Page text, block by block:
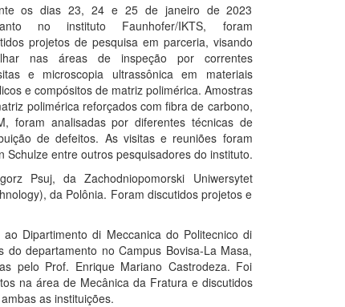
os dias 23, 24 e 25 de janeiro de 2023
no instituto Faunhofer/IKTS, foram
projetos de pesquisa em parceria, visando
nas áreas de inspeção por correntes
e microscopia ultrassônica em materiais
e compósitos de matriz polimérica. Amostras
polimérica reforçados com fibra de carbono,
foram analisadas por diferentes técnicas de
de defeitos. As visitas e reuniões foram
entre outros pesquisadores do instituto.
Psuj, da Zachodniopomorski Uniwersytet
da Polônia. Foram discutidos projetos e
Dipartimento di Meccanica do Politecnico di
departamento no Campus Bovisa-La Masa,
pelo Prof. Enrique Mariano Castrodeza. Foi
na área de Mecânica da Fratura e discutidos
as instituições.